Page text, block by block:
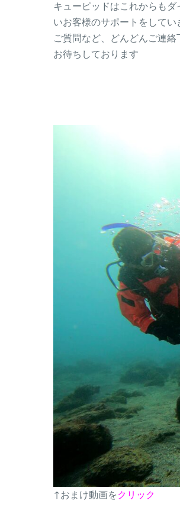
キューピッドはこれからも
いお客様のサポートをしてい
ご質問など、どんどんご連絡
お待ちしております
↑おまけ動画をクリック